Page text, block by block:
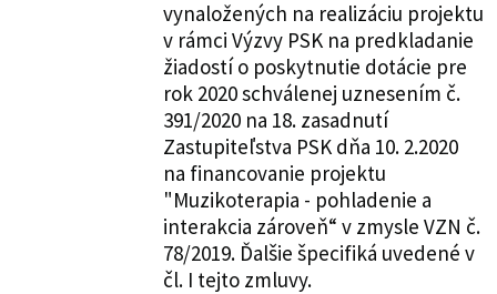
vynaložených na realizáciu projektu
v rámci Výzvy PSK na predkladanie
žiadostí o poskytnutie dotácie pre
rok 2020 schválenej uznesením č.
391/2020 na 18. zasadnutí
Zastupiteľstva PSK dňa 10. 2.2020
na financovanie projektu
"Muzikoterapia - pohladenie a
interakcia zároveň“ v zmysle VZN č.
78/2019. Ďalšie špecifiká uvedené v
čl. I tejto zmluvy.